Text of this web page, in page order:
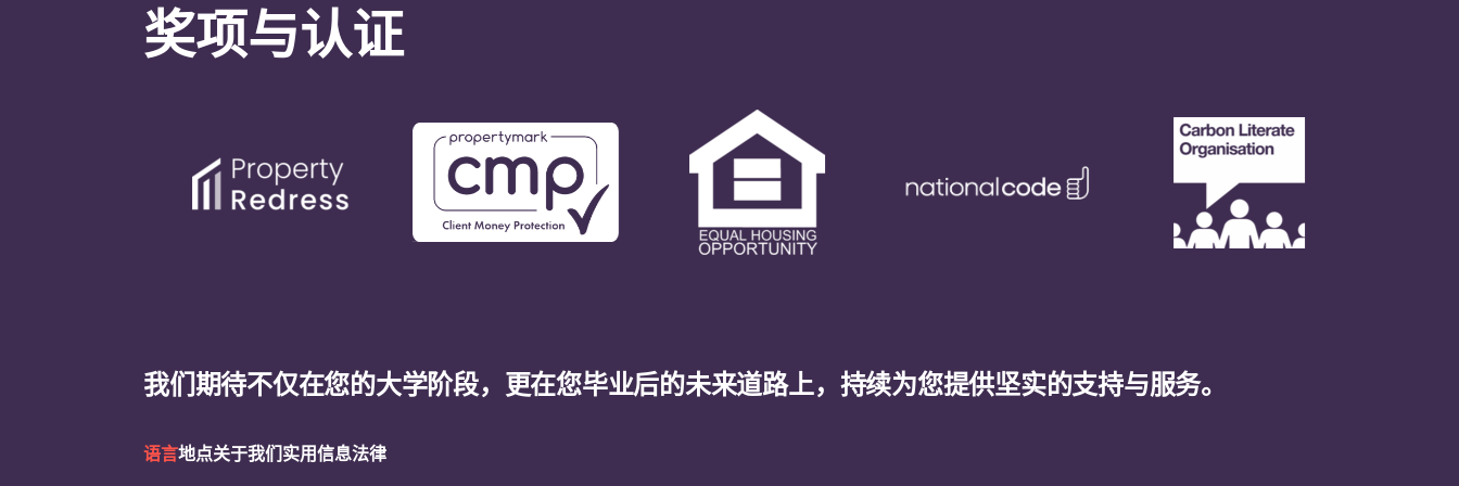
奖项与认证
我们期待不仅在您的大学阶段，更在您毕业后的未来道路上，持续为您提供坚实的支持与服务。
语言地点关于我们实用信息法律